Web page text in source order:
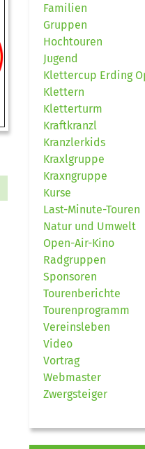
Familien
Gruppen
Hochtouren
Jugend
Klettercup Erding
Klettern
Kletterturm
Kraftkranzl
Kranzlerkids
Kraxlgruppe
Kraxngruppe
Kurse
Last-Minute-Touren
Natur und Umwelt
Open-Air-Kino
Radgruppen
Sponsoren
Tourenberichte
Tourenprogramm
Vereinsleben
Video
Vortrag
Webmaster
Zwergsteiger